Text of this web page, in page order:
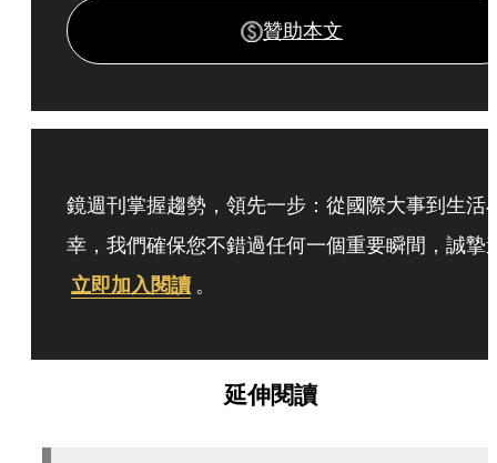
贊助本文
鏡週刊掌握趨勢，領先一步：從國際大事到生活
幸，我們確保您不錯過任何一個重要瞬間，誠摯
立即加入閱讀 。
延伸閱讀